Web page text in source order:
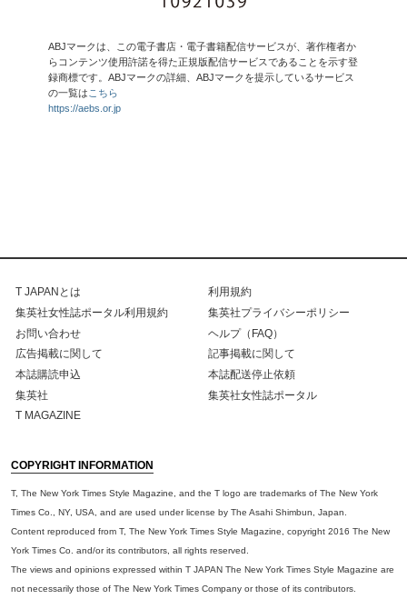
ABJマークは、この電子書店・電子書籍配信サービスが、著作権者か
らコンテンツ使用許諾を得た正規版配信サービスであることを示す登
録商標です。ABJマークの詳細、ABJマークを提示しているサービス
の一覧は こちら
https://aebs.or.jp
T JAPANとは
利用規約
集英社女性誌ポータル利用規約
集英社プライバシーポリシー
お問い合わせ
ヘルプ（FAQ）
広告掲載に関して
記事掲載に関して
本誌購読申込
本誌配送停止依頼
集英社
集英社女性誌ポータル
T MAGAZINE
COPYRIGHT INFORMATION
T, The New York Times Style Magazine, and the T logo are trademarks of The New York
Times Co., NY, USA, and are used under license by The Asahi Shimbun, Japan.
Content reproduced from T, The New York Times Style Magazine, copyright 2016 The New
York Times Co. and/or its contributors, all rights reserved.
The views and opinions expressed within T JAPAN The New York Times Style Magazine are
not necessarily those of The New York Times Company or those of its contributors.